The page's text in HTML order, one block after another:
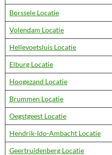
Borssele Locatie
Volendam Locatie
Hellevoetsluis Locatie
Elburg Locatie
Hoogezand Locatie
Brummen Locatie
Oegstgeest Locatie
Hendrik-Ido-Ambacht Locatie
Geertruidenberg Locatie